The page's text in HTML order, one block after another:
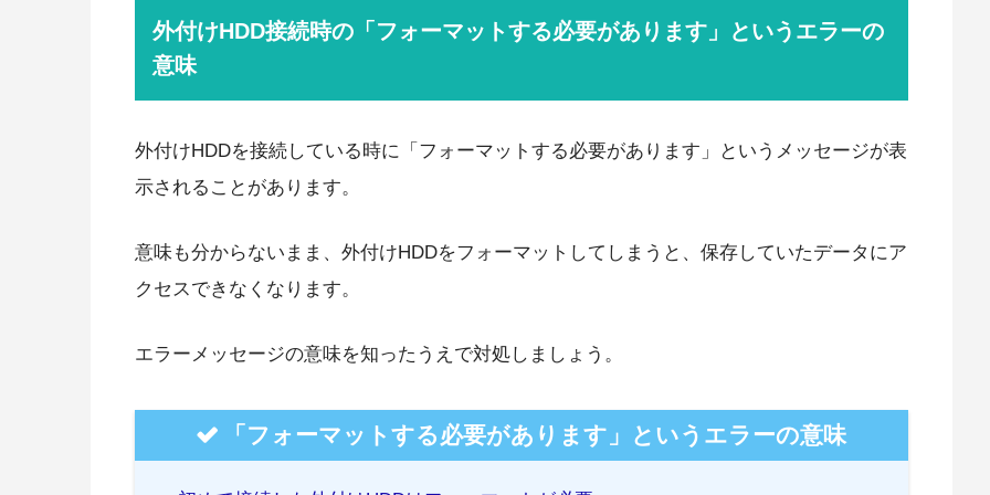
外付けHDD接続時の「フォーマットする必要があります」というエラーの
意味
外付けHDDを接続している時に「フォーマットする必要があります」というメッセージが表
示されることがあります。
意味も分からないまま、外付けHDDをフォーマットしてしまうと、保存していたデータにア
クセスできなくなります。
エラーメッセージの意味を知ったうえで対処しましょう。
「フォーマットする必要があります」というエラーの意味